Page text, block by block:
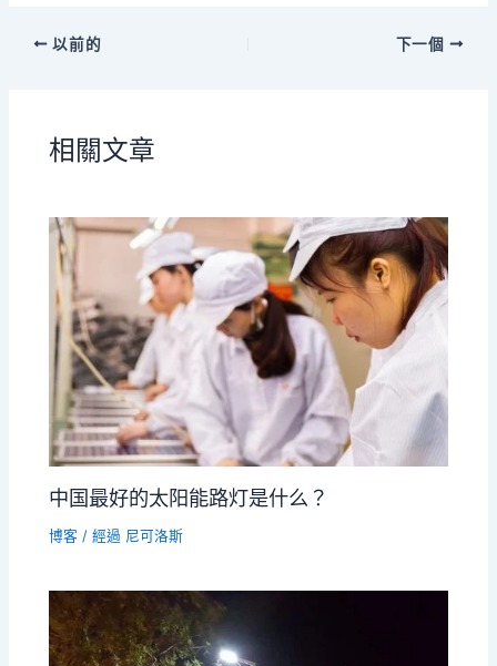
以前的 下一個
相關文章
中国最好的太阳能路灯是什么？
博客 / 經過 尼可洛斯